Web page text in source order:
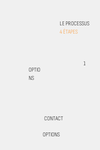
1
LE PROCESSUS
4 ÉTAPES
OPTIO
NS
CONTACT
OPTIONS